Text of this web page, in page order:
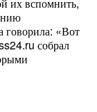
говорила: «Вот
собрал